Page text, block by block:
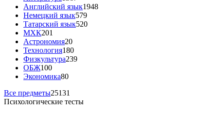
Английский язык1948
Немецкий язык579
Татарский язык520
МХК201
Астрономия20
Технология180
Физкультура239
ОБЖ100
Экономика80
Все предметы25131
Психологические тесты